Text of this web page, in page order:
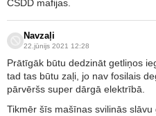
CSDD mafijas.
Navzaļi
22.jūnijs 2021 12:28
Prātīgāk būtu dedzināt getliņos
tad tas būtu zaļi, jo nav fosilais
pārvēršs super dārgā elektrībā.
Tikmēr šīs mašīnas svilinās